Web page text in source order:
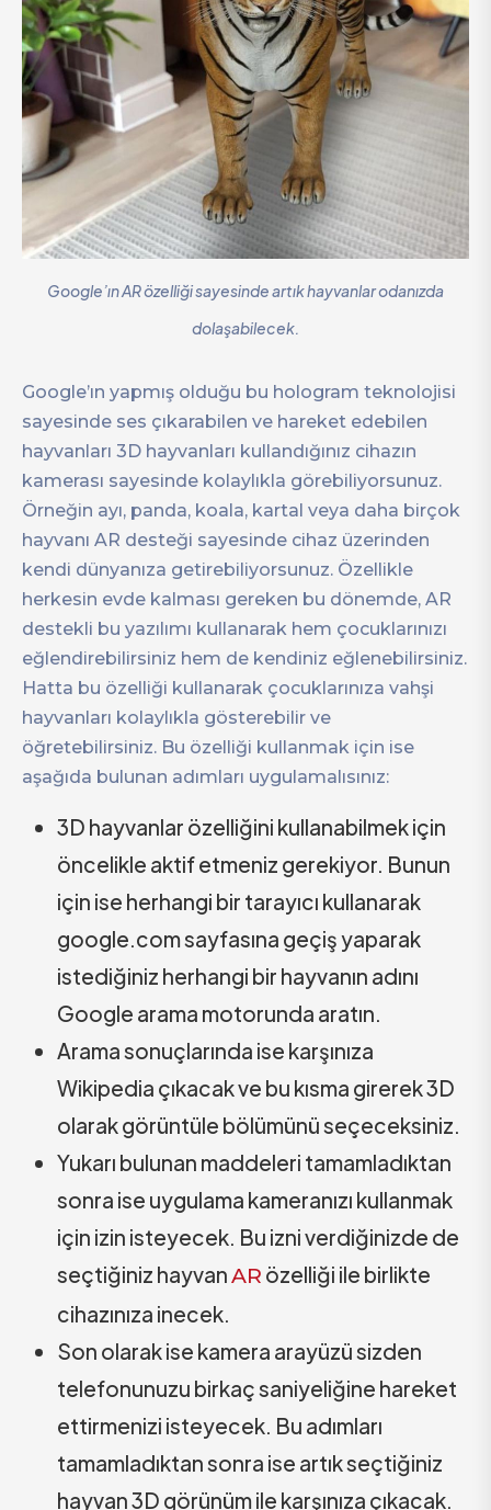
Google’ın AR özelliği sayesinde artık hayvanlar odanızda
dolaşabilecek.
Google’ın yapmış olduğu bu hologram teknolojisi
sayesinde ses çıkarabilen ve hareket edebilen
hayvanları 3D hayvanları kullandığınız cihazın
kamerası sayesinde kolaylıkla görebiliyorsunuz.
Örneğin ayı, panda, koala, kartal veya daha birçok
hayvanı AR desteği sayesinde cihaz üzerinden
kendi dünyanıza getirebiliyorsunuz. Özellikle
herkesin evde kalması gereken bu dönemde, AR
destekli bu yazılımı kullanarak hem çocuklarınızı
eğlendirebilirsiniz hem de kendiniz eğlenebilirsiniz.
Hatta bu özelliği kullanarak çocuklarınıza vahşi
hayvanları kolaylıkla gösterebilir ve
öğretebilirsiniz. Bu özelliği kullanmak için ise
aşağıda bulunan adımları uygulamalısınız:
3D hayvanlar özelliğini kullanabilmek için
öncelikle aktif etmeniz gerekiyor. Bunun
için ise herhangi bir tarayıcı kullanarak
google.com sayfasına geçiş yaparak
istediğiniz herhangi bir hayvanın adını
Google arama motorunda aratın.
Arama sonuçlarında ise karşınıza
Wikipedia çıkacak ve bu kısma girerek 3D
olarak görüntüle bölümünü seçeceksiniz.
Yukarı bulunan maddeleri tamamladıktan
sonra ise uygulama kameranızı kullanmak
için izin isteyecek. Bu izni verdiğinizde de
seçtiğiniz hayvanAR özelliği ile birlikte
cihazınıza inecek.
Son olarak ise kamera arayüzü sizden
telefonunuzu birkaç saniyeliğine hareket
ettirmenizi isteyecek. Bu adımları
tamamladıktan sonra ise artık seçtiğiniz
hayvan 3D görünüm ile karşınıza çıkacak.